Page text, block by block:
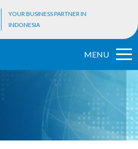
YOUR BUSINESS PARTNER IN
INDONESIA
MENU